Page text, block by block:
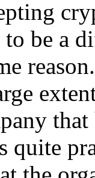
to be a
quite